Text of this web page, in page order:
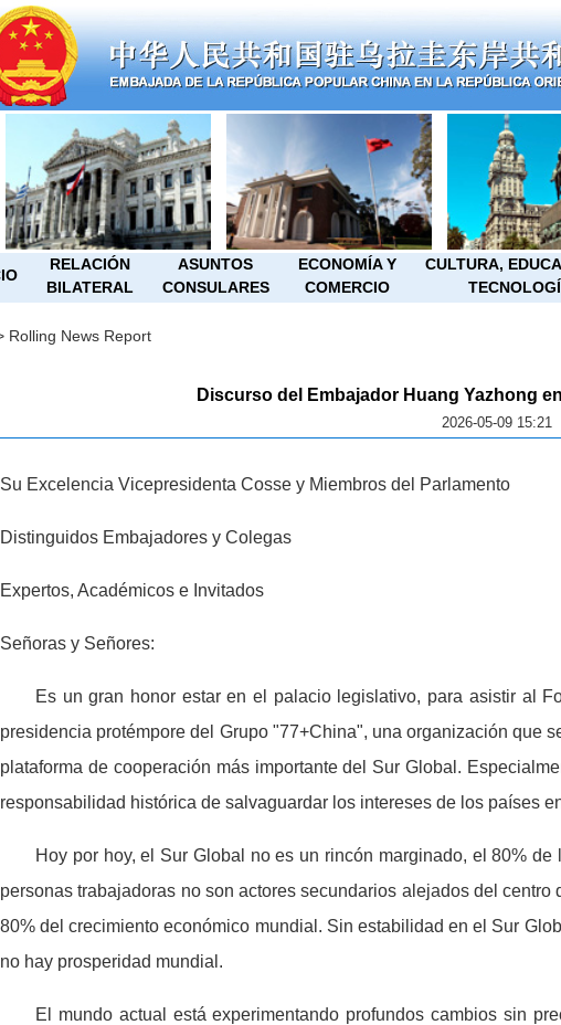
RELACIÓN
BILATERAL
ASUNTOS
CONSULARES
ECONOMÍA Y
COMERCIO
CULTURA,
Rolling News Report
Discurso del Embajador Huang Yazhong
2026-05-09 15:21
Su Excelencia Vicepresidenta Cosse y Miembros del Parlamento
Distinguidos Embajadores y Colegas
Expertos, Académicos e Invitados
Señoras y Señores:
Es un gran honor estar en el palacio legislativo, para asistir al
presidencia protémpore del Grupo "77+China", una organización que
plataforma de cooperación más importante del Sur Global.
responsabilidad histórica de salvaguardar los intereses de los países
Hoy por hoy, el Sur Global no es un rincón marginado, el 80% de
personas trabajadoras no son actores secundarios alejados del
80% del crecimiento económico mundial. Sin estabilidad en el Sur
no hay prosperidad mundial.
El mundo actual está experimentando profundos cambios sin